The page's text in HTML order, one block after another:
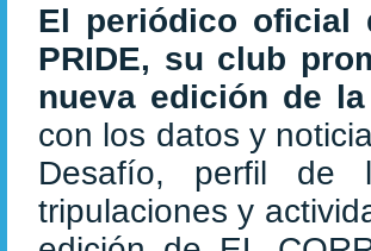
El periódico oficial
PRIDE, su club
nueva edición de la
con los datos y
Desafío, perfil de
tripulaciones y